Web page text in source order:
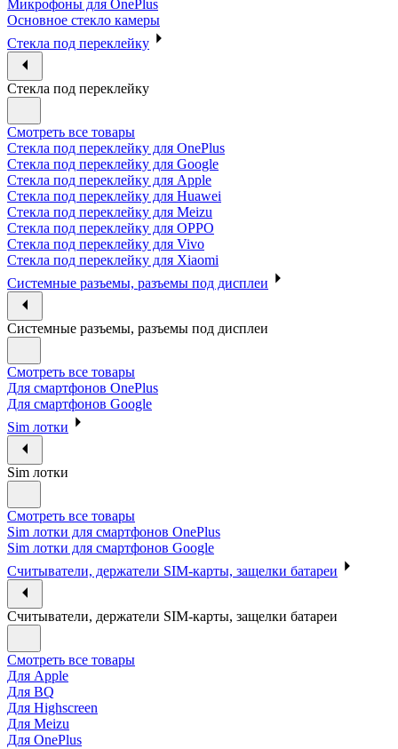
Микрофоны для OnePlus
Основное стекло камеры
Стекла под переклейку
Стекла под переклейку
Смотреть все товары
Стекла под переклейку для OnePlus
Стекла под переклейку для Google
Стекла под переклейку для Apple
Стекла под переклейку для Huawei
Стекла под переклейку для Meizu
Стекла под переклейку для OPPO
Стекла под переклейку для Vivo
Стекла под переклейку для Xiaomi
Системные разъемы, разъемы под дисплеи
Системные разъемы, разъемы под дисплеи
Смотреть все товары
Для смартфонов OnePlus
Для смартфонов Google
Sim лотки
Sim лотки
Смотреть все товары
Sim лотки для смартфонов OnePlus
Sim лотки для смартфонов Google
Считыватели, держатели SIM-карты, защелки батареи
Считыватели, держатели SIM-карты, защелки батареи
Смотреть все товары
Для Apple
Для BQ
Для Highscreen
Для Meizu
Для OnePlus